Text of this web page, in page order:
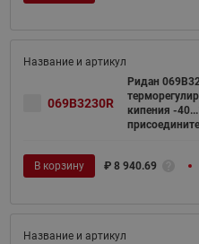
069B3230R
Ридан
кипения -
В корзину ₽ 8 940.69